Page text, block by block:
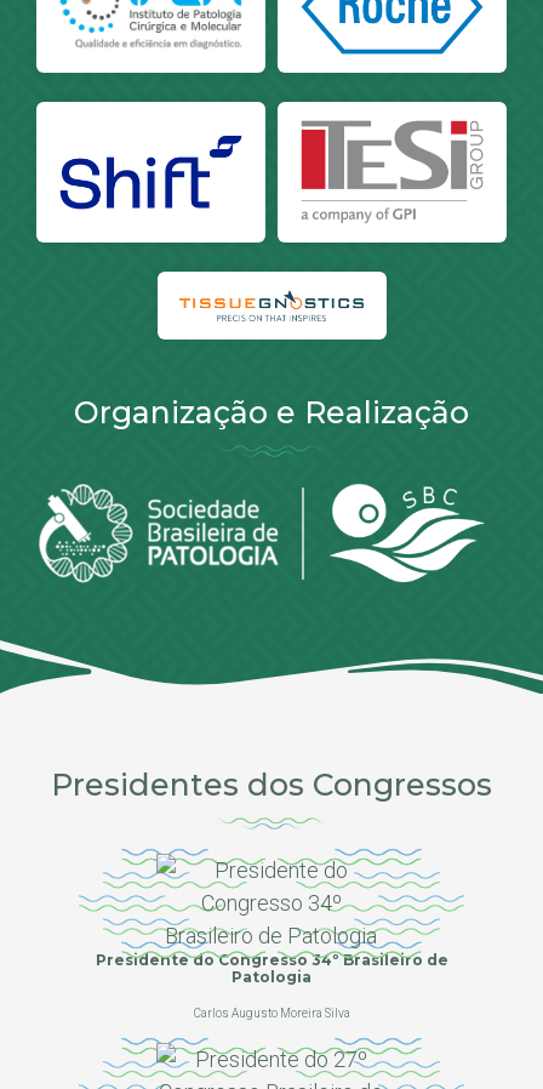
Organização e Realização
Presidentes dos Congressos
Presidente do Congresso 34º Brasileiro de
Patologia
Carlos Augusto Moreira Silva